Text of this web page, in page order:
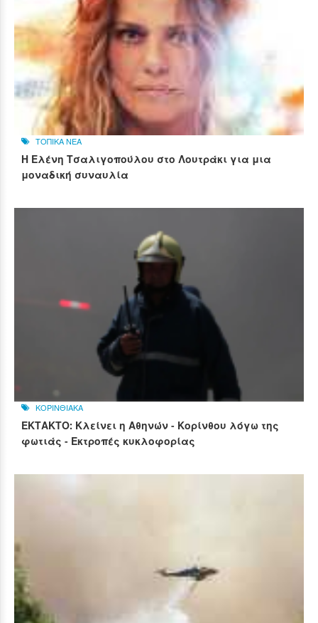
ΤΟΠΙΚΑ ΝΕΑ
Η Ελένη Τσαλιγοπούλου στο Λουτράκι για μια
μοναδική συναυλία
ΚΟΡΙΝΘΙΑΚΑ
ΕΚΤΑΚΤΟ: Κλείνει η Αθηνών - Κορίνθου λόγω της
φωτιάς - Εκτροπές κυκλοφορίας